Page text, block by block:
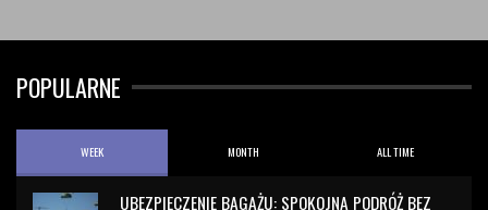
POPULARNE
WEEK MONTH ALL TIME
UBEZPIECZENIE BAGAŻU: SPOKOJNA PODRÓŻ BEZ